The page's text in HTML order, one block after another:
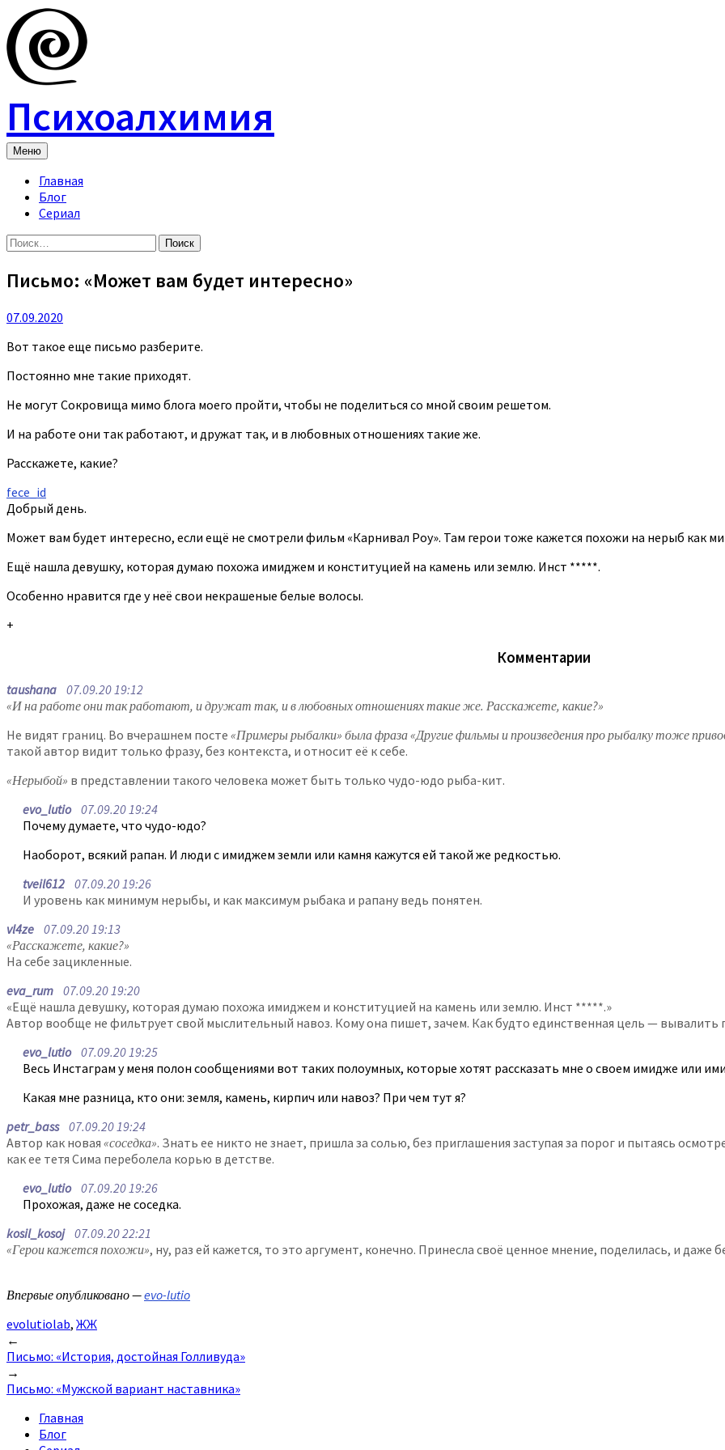
Skip
to
content
Психоалхимия
Меню
Главная
Блог
Сериал
Найти:
Письмо: «Может вам будет интересно»
07.09.2020
Вот такое еще письмо разберите.
Постоянно мне такие приходят.
Не могут Сокровища мимо блога моего пройти, чтобы не поделиться со мной своим решетом.
И на работе они так работают, и дружат так, и в любовных отношениях такие же.
Расскажете, какие?
fece_id
Добрый день.
Может вам будет интересно, если ещё не смотрели фильм «Карнивал Роу». Там герои тоже кажется похожи на нерыб как
Ещё нашла девушку, которая думаю похожа имиджем и конституцией на камень или землю. Инст *****.
Особенно нравится где у неё свои некрашеные белые волосы.
+
Комментарии
taushana 07.09.20 19:12
«И на работе они так работают, и дружат так, и в любовных отношениях такие же. Расскажете, какие?»
Не видят границ. Во вчерашнем посте «Примеры рыбалки» была фраза «Другие фильмы и произведения про рыбалку тоже
такой автор видит только фразу, без контекста, и относит её к себе.
«Нерыбой» в представлении такого человека может быть только чудо-юдо рыба-кит.
evo_lutio07.09.20 19:24
Почему думаете, что чудо-юдо?
Наоборот, всякий рапан. И люди с имиджем земли или камня кажутся ей такой же редкостью.
tveil612 07.09.20 19:26
И уровень как минимум нерыбы, и как максимум рыбака и рапану ведь понятен.
vl4ze 07.09.20 19:13
«Расскажете, какие?»
На себе зацикленные.
eva_rum 07.09.20 19:20
«Ещё нашла девушку, которая думаю похожа имиджем и конституцией на камень или землю. Инст *****.»
Автор вообще не фильтрует свой мыслительный навоз. Кому она пишет, зачем. Как будто единственная цель — вывалить
evo_lutio07.09.20 19:25
Весь Инстаграм у меня полон сообщениями вот таких полоумных, которые хотят рассказать мне о своем имидже или
Какая мне разница, кто они: земля, камень, кирпич или навоз? При чем тут я?
petr_bass07.09.20 19:24
Автор как новая «соседка». Знать ее никто не знает, пришла за солью, без приглашения заступая за порог и пытаясь
как ее тетя Сима переболела корью в детстве.
evo_lutio07.09.20 19:26
Прохожая, даже не соседка.
kosil_kosoj07.09.20 22:21
«Герои кажется похожи», ну, раз ей кажется, то это аргумент, конечно. Принесла своё ценное мнение, поделилась, и даже
Впервые опубликовано —evo-lutio
evolutiolab, ЖЖ
Post
navigation
←
Письмо: «История, достойная Голливуда»
→
Письмо: «Мужской вариант наставника»
Главная
Блог